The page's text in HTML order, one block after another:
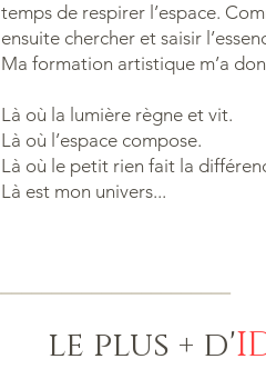
temps de respirer l’espace.
ensuite chercher et saisir
Ma formation artistique m’a
Là où la lumière règne et vit.
Là où l’espace compose.
Là où le petit rien fait la
Là est mon univers...
le plus + d'